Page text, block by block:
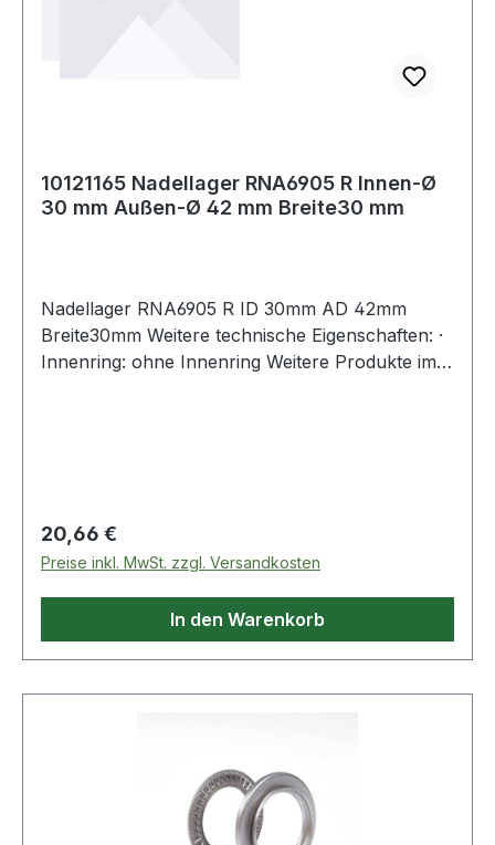
10121165 Nadellager RNA6905 R Innen-Ø
30 mm Außen-Ø 42 mm Breite30 mm
Nadellager RNA6905 R ID 30mm AD 42mm
Breite30mm Weitere technische Eigenschaften: ·
Innenring: ohne Innenring Weitere Produkte im
Regulärer Preis:
20,66 €
Preise inkl. MwSt. zzgl. Versandkosten
In den Warenkorb